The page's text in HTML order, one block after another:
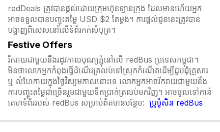
redDeals ត្រូវបានផ្តល់ដោយក្រុមហ៊ុនឡានក្រុង ដែលមានហើយអ្នក
អាចទទួលបានបញ្ចុះតម្លៃ USD $2 តែម្ដង។ ការផ្តល់ជូននេះត្រូវបាន
បង្ហាញពិសេសនៅលើទំព័រកក់សំបុត្រ។​​
Festive Offers
រីករាយជាមួយនឹងរដូវកាលបុណ្យភ្ជុំ​នៅលើ redBus ប្រទេសកម្ពុជា។
មិនថាលោកអ្នកកំពុងធ្វើដំណើរត្រលប់ទៅស្រុកកំណើតដើម្បីជួបជុំគ្រួសារ
ឬ លំហែកាយក្នុងថ្ងៃវិស្សមកាលនោះទេ លោកអ្នកអាចរីករាយជាមួយនឹង
ការបញ្ចុះតម្លៃជាច្រើនរួមជាមួយទឹកប្រាក់ត្រលប់មកវិញ។ អាចចូលទៅកាន់
គេហទំព័ររបស់ redBus សម្រាប់ព័តមានបន្ថែម: ប្រូម៉ូសិន redBus